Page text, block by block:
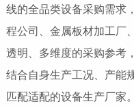
线的全品类设备采购需求
程公司、金属板材加工厂
透明、多维度的采购参考
结合自身生产工况、产能
匹配适配的设备生产厂家。